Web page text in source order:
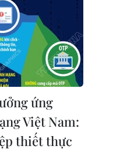
ứng
Việt Nam:
thiết thực